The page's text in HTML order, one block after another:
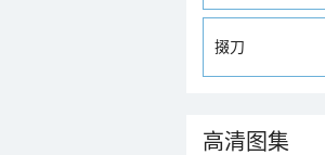
掇刀
高清图集